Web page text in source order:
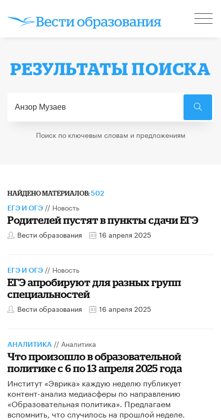
РЕЗУЛЬТАТЫ ПОИСКА
Поиск по ключевым словам и предложениям
НАЙДЕНО МАТЕРИАЛОВ:502
ЕГЭ И ОГЭ // Новость
Родителей пустят в пункты сдачи ЕГЭ
Вести образования 16 апреля 2025
ЕГЭ И ОГЭ // Новость
ЕГЭ апробируют для разных групп
специальностей
Вести образования 16 апреля 2025
АНАЛИТИКА // Аналитика
Что произошло в образовательной
политике с 6 по 13 апреля 2025 года
Институт «Эврика» каждую неделю публикует
контент-анализ медиасферы по направлению
«Образовательная политика». Предлагаем
вспомнить, что случилось на прошлой неделе.